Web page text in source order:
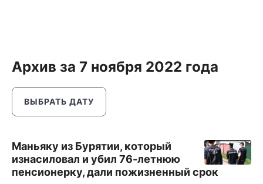
Архив за 7 ноября 2022 года
ВЫБРАТЬ ДАТУ
Маньяку из Бурятии, который
изнасиловал и убил 76-летнюю
пенсионерку, дали пожизненный срок